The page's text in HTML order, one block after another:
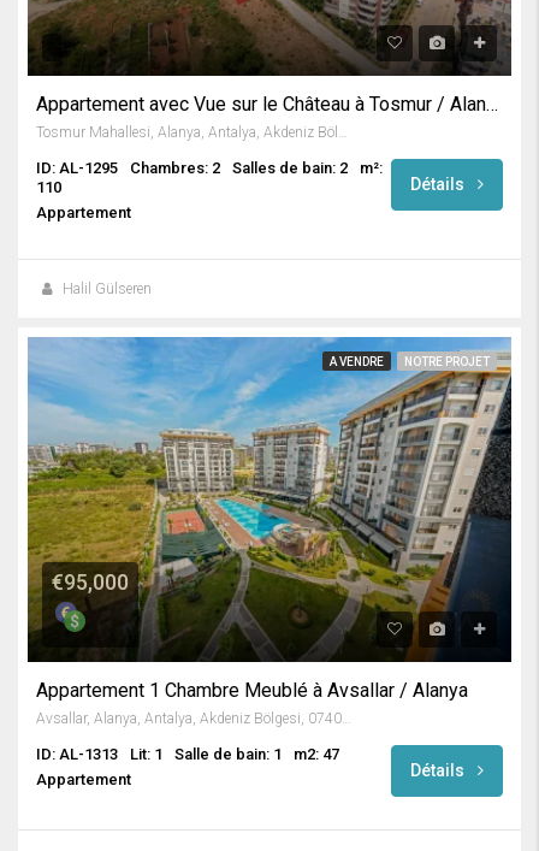
Appartement avec Vue sur le Château à Tosmur / Alanya
Tosmur Mahallesi, Alanya, Antalya, Akdeniz Bölgesi, Türkiye
ID: AL-1295 Chambres: 2 Salles de bain: 2
m²:
110
Appartement
Détails
Halil Gülseren
A VENDRE NOTRE PROJET
€95,000
Appartement 1 Chambre Meublé à Avsallar / Alanya
ID: AL-1313 Lit: 1 Salle de bain: 1
m2: 47
Appartement
Détails